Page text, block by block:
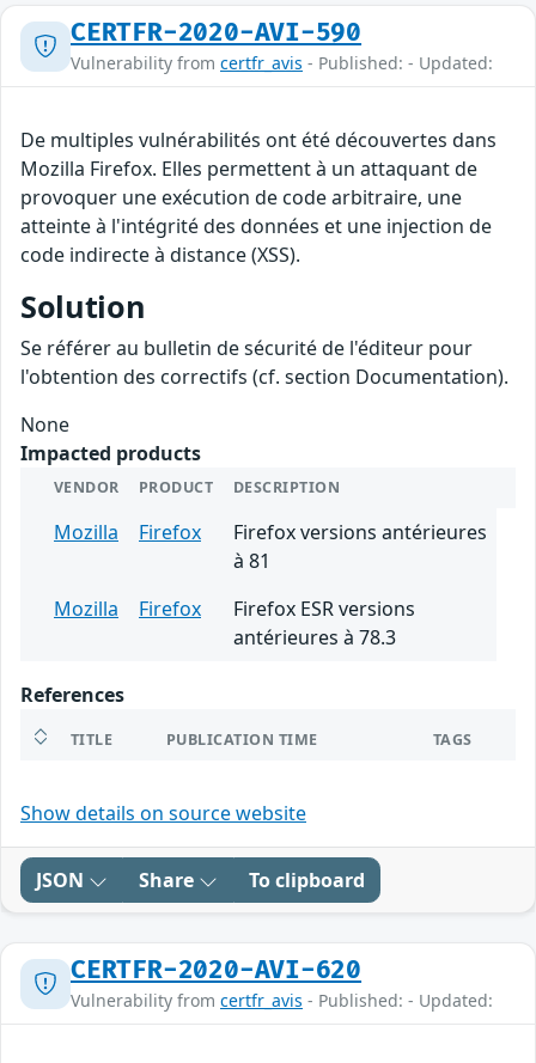
CERTFR-2020-AVI-590
Vulnerability from certfr_avis - Published: - Updated:
De multiples vulnérabilités ont été découvertes dans
Mozilla Firefox. Elles permettent à un attaquant de
provoquer une exécution de code arbitraire, une
atteinte à l'intégrité des données et une injection de
code indirecte à distance (XSS).
Solution
Se référer au bulletin de sécurité de l'éditeur pour
l'obtention des correctifs (cf. section Documentation).
None
Impacted products
VENDOR PRODUCT DESCRIPTION
Mozilla Firefox
Firefox versions antérieures
à 81
Mozilla
Firefox
Firefox ESR versions
antérieures à 78.3
References
TITLE PUBLICATION TIME TAGS
Show details on source website
JSON Share To clipboard
CERTFR-2020-AVI-620
Vulnerability from certfr_avis - Published: - Updated: